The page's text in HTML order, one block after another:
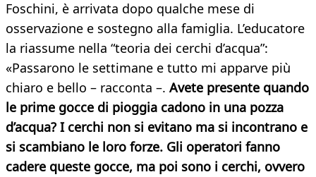
Foschini, è arrivata dopo qualche mese di
osservazione e sostegno alla famiglia. L’educatore
la riassume nella “teoria dei cerchi d’acqua”:
«Passarono le settimane e tutto mi apparve più
chiaro e bello – racconta –. Avete presente quando
le prime gocce di pioggia cadono in una pozza
d’acqua? I cerchi non si evitano ma si incontrano e
si scambiano le loro forze. Gli operatori fanno
cadere queste gocce, ma poi sono i cerchi, ovvero